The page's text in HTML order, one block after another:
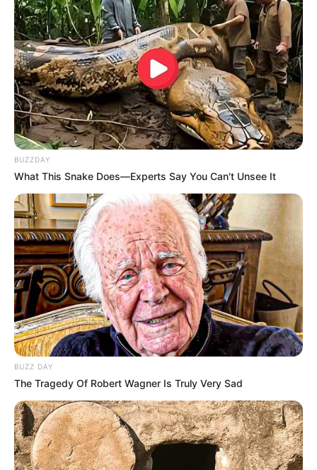
BUZZDAY
What This Snake Does—Experts Say You Can't Unsee It
BUZZ DAY
The Tragedy Of Robert Wagner Is Truly Very Sad